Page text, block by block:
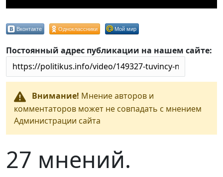
Вконтакте Одноклассники Мой мир
Постоянный адрес публикации на нашем сайте:
Внимание! Мнение авторов и
комментаторов может не совпадать с мнением
Администрации сайта
27 мнений.